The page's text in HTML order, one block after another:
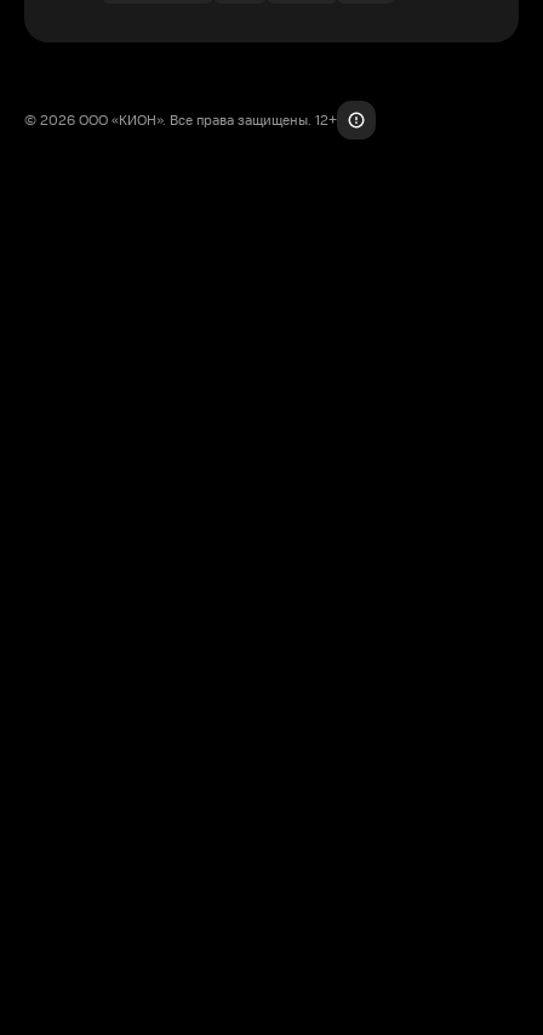
© 2026 ООО «КИОН». Все права защищены. 12+